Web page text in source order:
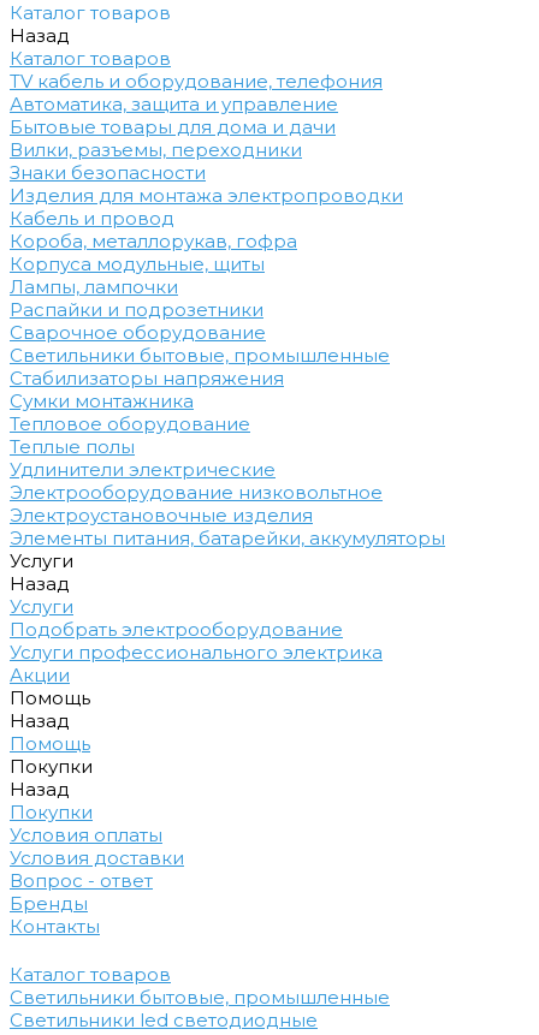
Каталог товаров
Назад
Каталог товаров
TV кабель и оборудование, телефония
Автоматика, защита и управление
Бытовые товары для дома и дачи
Вилки, разъемы, переходники
Знаки безопасности
Изделия для монтажа электропроводки
Кабель и провод
Короба, металлорукав, гофра
Корпуса модульные, щиты
Лампы, лампочки
Распайки и подрозетники
Сварочное оборудование
Светильники бытовые, промышленные
Стабилизаторы напряжения
Сумки монтажника
Тепловое оборудование
Теплые полы
Удлинители электрические
Электрооборудование низковольтное
Электроустановочные изделия
Элементы питания, батарейки, аккумуляторы
Услуги
Назад
Услуги
Подобрать электрооборудование
Услуги профессионального электрика
Акции
Помощь
Назад
Помощь
Покупки
Назад
Покупки
Условия оплаты
Условия доставки
Вопрос - ответ
Бренды
Контакты
Каталог товаров
Светильники бытовые, промышленные
Светильники led светодиодные